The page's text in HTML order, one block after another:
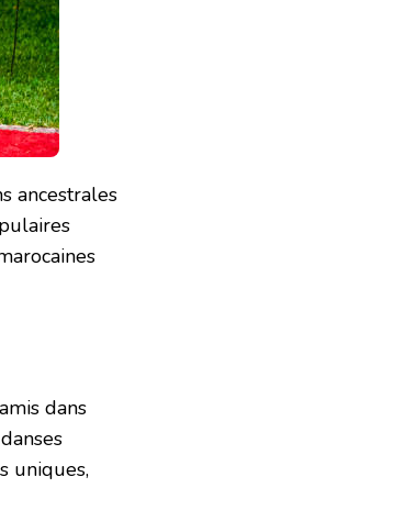
ancestrales
dans
uniques,